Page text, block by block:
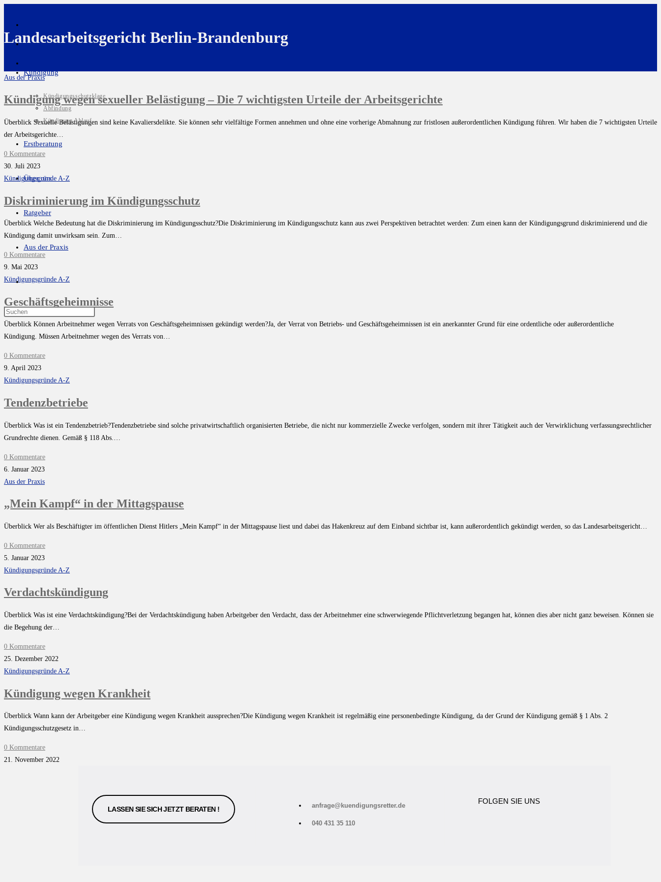
Kündigung
Kündigungsschutzklage
Abfindung
Kündigung Ablauf
Erstberatung
Über uns
Ratgeber
Aus der Praxis
Landesarbeitsgericht Berlin-Brandenburg
Aus der Praxis
Kündigung wegen sexueller Belästigung – Die 7 wichtigsten Urteile der Arbeitsgerichte
Überblick Sexuelle Belästigungen sind keine Kavaliersdelikte. Sie können sehr vielfältige Formen annehmen und ohne eine vorherige Abmahnung zur fristlosen außerordentlichen Kündigung führen. Wir haben die 7 wichtigsten Urteile
der Arbeitsgerichte…
0 Kommentare
30. Juli 2023
Kündigungsgründe A-Z
Diskriminierung im Kündigungsschutz
Überblick Welche Bedeutung hat die Diskriminierung im Kündigungsschutz?Die Diskriminierung im Kündigungsschutz kann aus zwei Perspektiven betrachtet werden: Zum einen kann der Kündigungsgrund diskriminierend und die
Kündigung damit unwirksam sein. Zum…
0 Kommentare
9. Mai 2023
Kündigungsgründe A-Z
Geschäftsgeheimnisse
Überblick Können Arbeitnehmer wegen Verrats von Geschäftsgeheimnissen gekündigt werden?Ja, der Verrat von Betriebs- und Geschäftsgeheimnissen ist ein anerkannter Grund für eine ordentliche oder außerordentliche
Kündigung. Müssen Arbeitnehmer wegen des Verrats von…
0 Kommentare
9. April 2023
Kündigungsgründe A-Z
Tendenzbetriebe
Überblick Was ist ein Tendenzbetrieb?Tendenzbetriebe sind solche privatwirtschaftlich organisierten Betriebe, die nicht nur kommerzielle Zwecke verfolgen, sondern mit ihrer Tätigkeit auch der Verwirklichung verfassungsrechtlicher
Grundrechte dienen. Gemäß § 118 Abs.…
0 Kommentare
6. Januar 2023
Aus der Praxis
„Mein Kampf“ in der Mittagspause
Überblick Wer als Beschäftigter im öffentlichen Dienst Hitlers „Mein Kampf“ in der Mittagspause liest und dabei das Hakenkreuz auf dem Einband sichtbar ist, kann außerordentlich gekündigt werden, so das Landesarbeitsgericht…
0 Kommentare
5. Januar 2023
Kündigungsgründe A-Z
Verdachtskündigung
Überblick Was ist eine Verdachtskündigung?Bei der Verdachtskündigung haben Arbeitgeber den Verdacht, dass der Arbeitnehmer eine schwerwiegende Pflichtverletzung begangen hat, können dies aber nicht ganz beweisen. Können sie
die Begehung der…
0 Kommentare
25. Dezember 2022
Kündigungsgründe A-Z
Kündigung wegen Krankheit
Überblick Wann kann der Arbeitgeber eine Kündigung wegen Krankheit aussprechen?Die Kündigung wegen Krankheit ist regelmäßig eine personenbedingte Kündigung, da der Grund der Kündigung gemäß § 1 Abs. 2
Kündigungsschutzgesetz in…
0 Kommentare
21. November 2022
LASSEN SIE SICH JETZT BERATEN ! anfrage@kuendigungsretter.de
040 431 35 110
FOLGEN SIE UNS